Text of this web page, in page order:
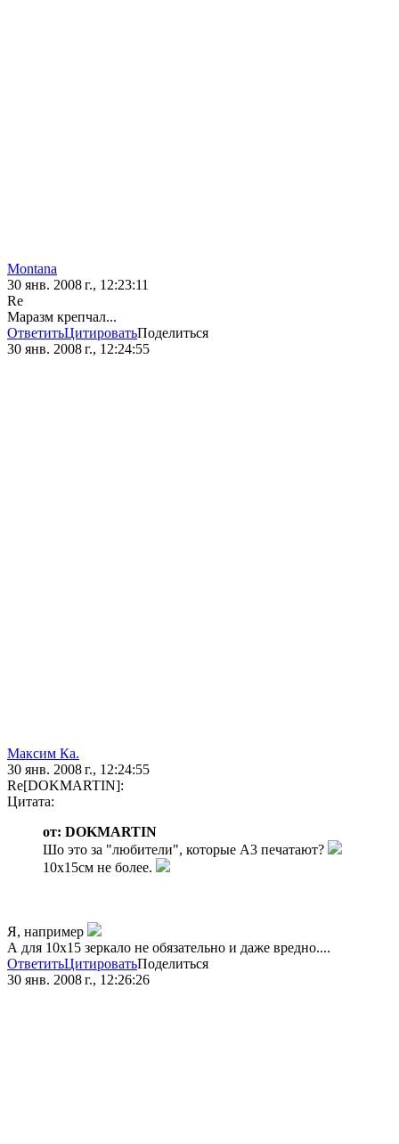
Montana
30 янв. 2008 г., 12:23:11
Re
Маразм крепчал...
ОтветитьЦитироватьПоделиться
30 янв. 2008 г., 12:24:55
Максим Ка.
30 янв. 2008 г., 12:24:55
Re[DOKMARTIN]:
Цитата:
от: DOKMARTIN
Шо это за "любители", которые А3 печатают?
10х15см не более.
Я, например
А для 10х15 зеркало не обязательно и даже вредно....
ОтветитьЦитироватьПоделиться
30 янв. 2008 г., 12:26:26